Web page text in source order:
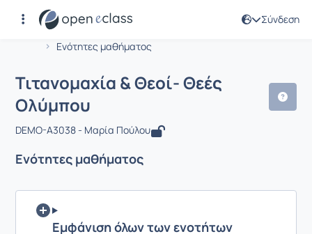
Σύνδεση
Αρχική Σελίδα
Ενότητες μαθήματος
Μάθημα : Τιτανομαχία & Θεοί- Θεές
Τιτανομαχία & Θεοί- Θεές
Ολύμπου
DEMO-A3038 - Μαρία Πούλου
Ενότητες μαθήματος
Εμφάνιση όλων των ενοτήτων